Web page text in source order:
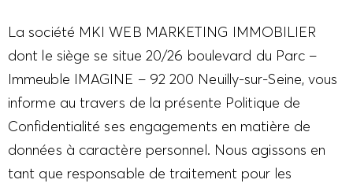
La société MKI WEB MARKETING IMMOBILIER
dont le siège se situe 20/26 boulevard du Parc –
Immeuble IMAGINE – 92 200 Neuilly-sur-Seine, vous
informe au travers de la présente Politique de
Confidentialité ses engagements en matière de
données à caractère personnel. Nous agissons en
tant que responsable de traitement pour les